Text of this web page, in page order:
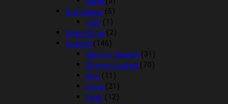
Kosttilskud (5)
CBD (1)
Kølemåtter (2)
Legetøj (146)
Aktivitet legetøj (31)
Diverse Legetøj (70)
Kiwi (11)
Kong (21)
Petit (12)